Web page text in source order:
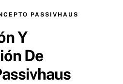
PASSIVHAUS
Y
De